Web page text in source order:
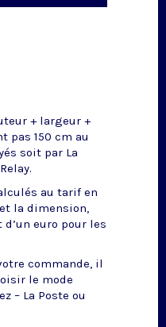
+ largeur +
pas 150 cm au
soit par La
au tarif en
la dimension,
euro pour les
commande, il
le mode
– La Poste ou